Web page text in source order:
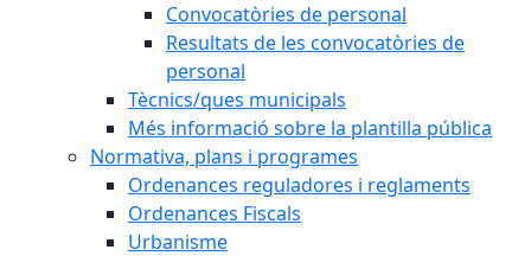
Convocatòries de personal
Resultats de les convocatòries de
personal
Tècnics/ques municipals
Més informació sobre la plantilla pública
Normativa, plans i programes
Ordenances reguladores i reglaments
Ordenances Fiscals
Urbanisme